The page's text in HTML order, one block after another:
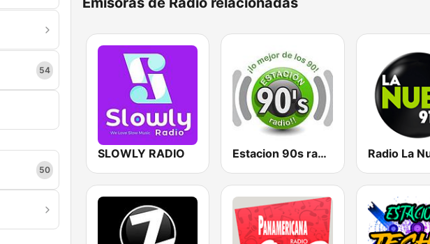
54
50
SLOWLY RADIO Estacion 90s radio Radio La